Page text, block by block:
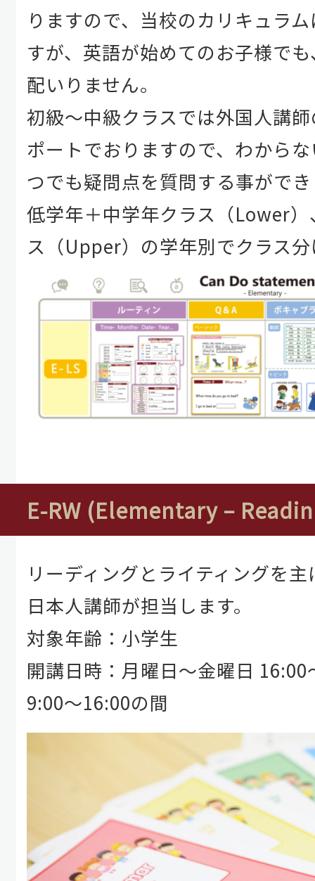
りますので、当校のカリキュラ
すが、英語が始めてのお子様で
配いりません。
初級～中級クラスでは外国人講
ポートでおりますので、わから
つでも疑問点を質問する事がで
低学年＋中学年クラス（Lower
ス（Upper）の学年別でクラス
E-RW (Elementary –
リーディングとライティングを
日本人講師が担当します。
対象年齢：小学生
開講日時：月曜日～金曜日
9:00～16:00の間